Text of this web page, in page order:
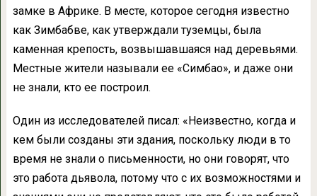
замке в Африке. В месте, которое сегодня известно
как Зимбабве, как утверждали туземцы, была
каменная крепость, возвышавшаяся над деревьями.
Местные жители называли ее «Симбао», и даже они
не знали, кто ее построил.
Один из исследователей писал: «Неизвестно, когда и
кем были созданы эти здания, поскольку люди в то
время не знали о письменности, но они говорят, что
это работа дьявола, потому что c их возможностями и